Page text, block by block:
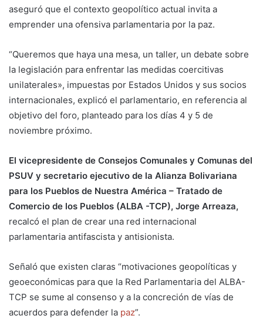
aseguró que el contexto geopolítico actual invita a
emprender una ofensiva parlamentaria por la paz.
“Queremos que haya una mesa, un taller, un debate sobre
la legislación para enfrentar las medidas coercitivas
unilaterales», impuestas por Estados Unidos y sus socios
internacionales, explicó el parlamentario, en referencia al
objetivo del foro, planteado para los días 4 y 5 de
noviembre próximo.
El vicepresidente de Consejos Comunales y Comunas del
PSUV y secretario ejecutivo de la Alianza Bolivariana
para los Pueblos de Nuestra América – Tratado de
Comercio de los Pueblos (ALBA -TCP), Jorge Arreaza,
recalcó el plan de crear una red internacional
parlamentaria antifascista y antisionista.
Señaló que existen claras “motivaciones geopolíticas y
geoeconómicas para que la Red Parlamentaria del ALBA-
TCP se sume al consenso y a la concreción de vías de
acuerdos para defender la paz”.